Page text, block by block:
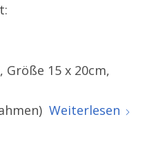
Größe 15 x 20cm,
Weiterlesen